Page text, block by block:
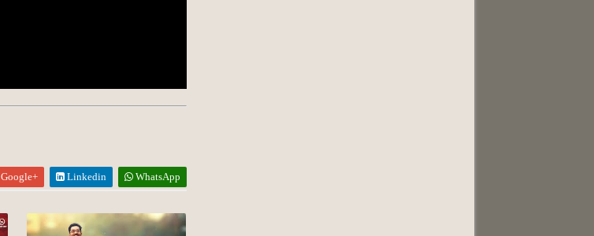
Google+ Linkedin WhatsApp